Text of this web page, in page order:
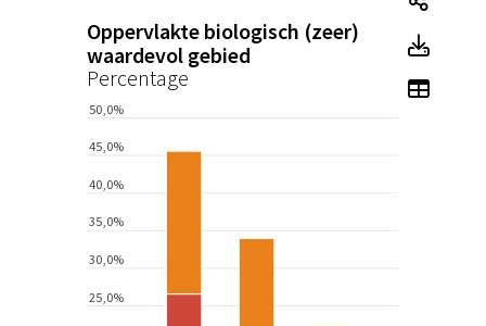
Oppervlakte biologisch (zeer)
waardevol gebied
Percentage
Toon